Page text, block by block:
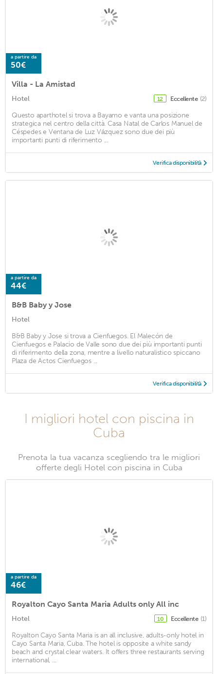
a partire da
50€
Villa - La Amistad
Hotel 12 Eccellente (2)
Questo aparthotel si trova a Bayamo e vanta una posizione
strategica nel centro della città. Casa Natal de Carlos Manuel de
Céspedes e Ventana de Luz Vázquez sono due dei più
importanti punti di riferimento ...
Verifica disponibilità
a partire da
44€
B&B Baby y Jose
Hotel
B&B Baby y Jose si trova a Cienfuegos. El Malecón de
Cienfuegos e Palacio de Valle sono due dei più importanti punti
di riferimento della zona, mentre a livello naturalistico spiccano
Plaza de Actos Cienfuegos ...
Verifica disponibilità
I migliori hotel con piscina in
Cuba
Prenota la tua vacanza scegliendo tra le migliori
offerte degli Hotel con piscina in Cuba
a partire da
46€
Royalton Cayo Santa Maria Adults only All inc
Hotel 10 Eccellente (1)
Royalton Cayo Santa Maria is an all inclusive, adults-only hotel in
Cayo Santa Maria, Cuba. The hotel is opposite a white sandy
beach and crystal clear waters. It offers three restaurants serving
international, ...